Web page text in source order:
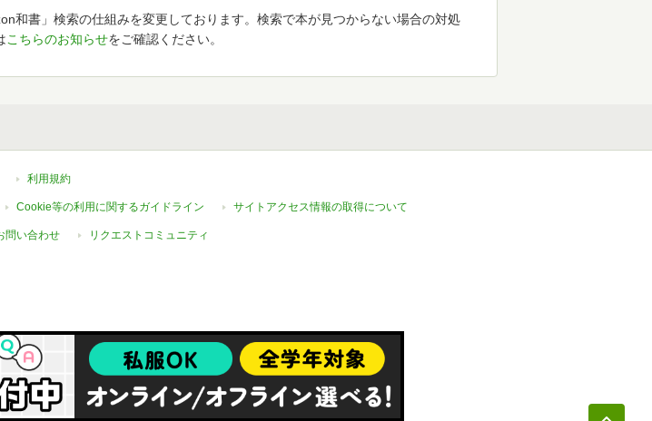
和書」検索の仕組みを変更しております。検索で本が見つからない場合の対処
こちらのお知らせをご確認ください。
利用規約
Cookie等の利用に関するガイドライン サイトアクセス情報の取得について
問い合わせ リクエストコミュニティ